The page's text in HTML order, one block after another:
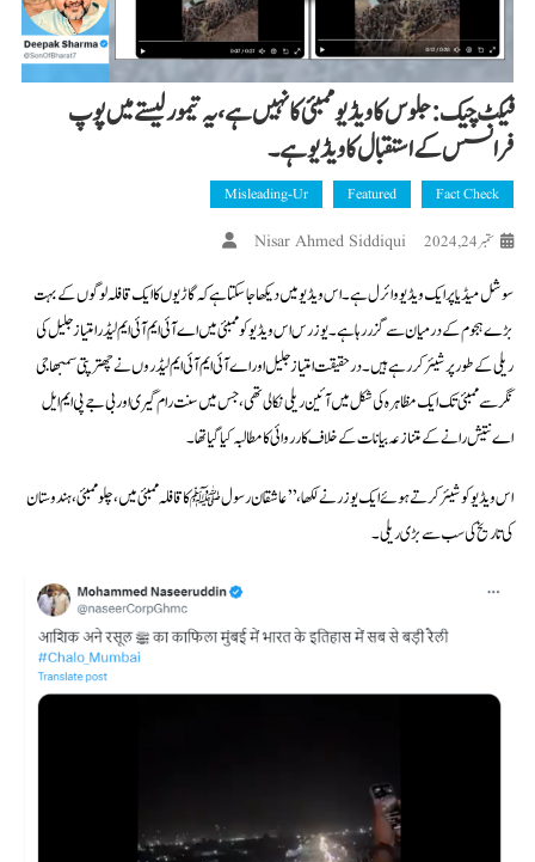
فیکٹ چیک : جلوس کا ویڈیو ممبئی کا نہیں ہے، یہ تیمورلیستے میں پوپ
فرانسس کے استقبال کا ویڈیو ہے۔
Fact Check
Featured
Misleading-Ur
ستمبر 24, 2024 Nisar Ahmed Siddiqui
سوشل میڈیا پر ایک ویڈیو وائرل ہے۔ اس ویڈیو میں دیکھا جا سکتا ہے کہ گاڑیوں کا ایک قافلہ لوگوں کے بہت
بڑے ہجوم کے درمیان سے گزر رہا ہے۔ یوزرس اس ویڈیو کو ممبئی میں اے آئی ایم آئی ایم لیڈر امتیاز جلیل کی
ریلی کے طور پر شیئر کر رہے ہیں۔ درحقیقت امتیاز جلیل اور اے آئی ایم آئی ایم لیڈروں نے چھترپتی سمبھاجی
نگر سے ممبئی تک ایک مظاہرہ کی شکل میں آئین ریلی نکالی تھی، جس میں سنت رام گیری اور بی جے پی ایم ایل
اے نتیش رانے کے متنازعہ بیانات کے خلاف کارروائی کا مطالبہ کیا گیا تھا۔
اس ویڈیو کو شیئر کرتے ہوئے ایک یوزر نے لکھا، ’’عاشقان رسول ﷺ کا قافلہ ممبئی میں، چلو ممبئی، ہندوستان
کی تاریخ کی سب سے بڑی ریلی۔